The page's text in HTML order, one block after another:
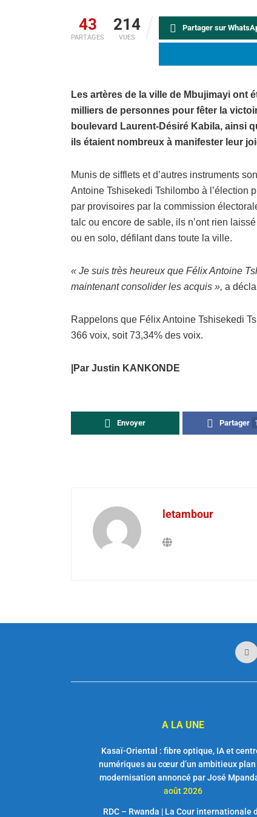
43
PARTAGES
214
VUES
Partager sur
Les artères de la ville de Mbujimayi ont
milliers de personnes pour fêter la
boulevard Laurent-Désiré Kabila, ainsi
ils étaient nombreux à manifester leur
Munis de sifflets et d’autres instruments
Antoine Tshisekedi Tshilombo à l’élection
par provisoires par la commission
talc ou encore de sable, ils n’ont rien
ou en solo, défilant dans toute la ville.
« Je suis très heureux que Félix Antoine
maintenant consolider les acquis », a
Rappelons que Félix Antoine Tshisekedi
366 voix, soit 73,34% des voix.
|Par Justin KANKONDE
Envoyer Partager
letambour
A LA UNE
Kasaï-Oriental : fibre optique, IA et
numériques au cœur d’un ambitieux plan
modernisation annoncé par José
août 2026
RDC – Rwanda | La Cour internationale